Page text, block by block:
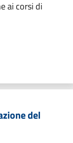
ai corsi di
del